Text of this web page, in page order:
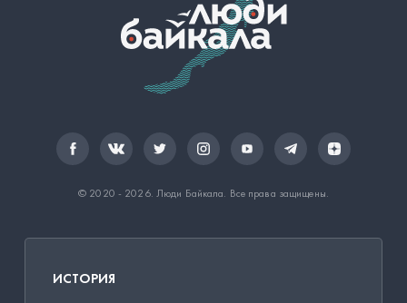
© 2020 - 2026. Люди Байкала . Все права защищены.
ИСТОРИЯ